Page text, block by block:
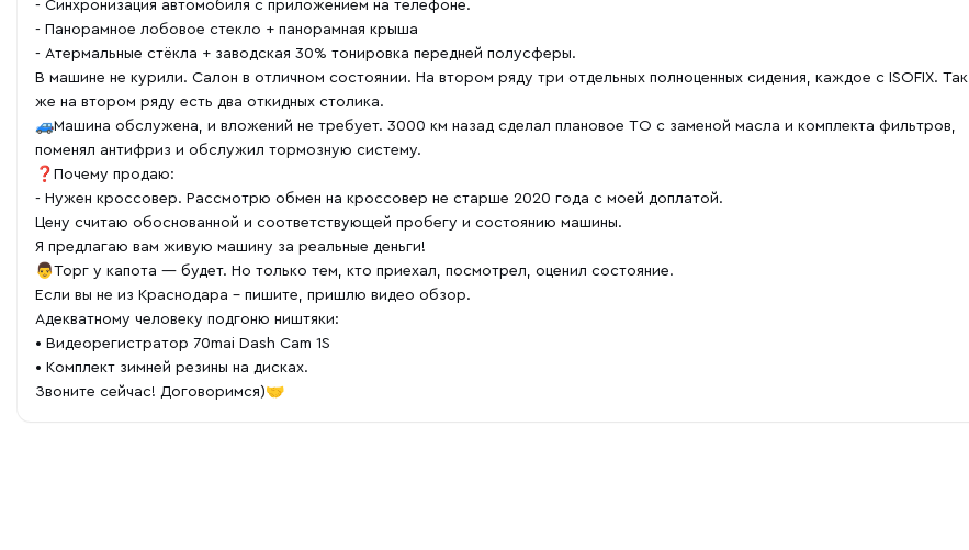
- Синхронизация автомобиля с приложением на телефоне.
- Панорамное лобовое стекло + панорамная крыша
- Атермальные стёкла + заводская 30% тонировка передней полусферы.
В машине не курили. Салон в отличном состоянии. На втором ряду три отдельных полноценных сидения, каждое с ISOFIX. Так
же на втором ряду есть два откидных столика.
🚙Машина обслужена, и вложений не требует. 3000 км назад сделал плановое ТО с заменой масла и комплекта фильтров,
поменял антифриз и обслужил тормозную систему.
❓Почему продаю:
- Нужен кроссовер. Рассмотрю обмен на кроссовер не старше 2020 года с моей доплатой.
Цену считаю обоснованной и соответствующей пробегу и состоянию машины.
Я предлагаю вам живую машину за реальные деньги!
👨Торг у капота — будет. Но только тем, кто приехал, посмотрел, оценил состояние.
Если вы не из Краснодара - пишите, пришлю видео обзор.
Адекватному человеку подгоню ништяки:
• Видеорегистратор 70mai Dash Cam 1S
• Комплект зимней резины на дисках.
Звоните сейчас! Договоримся)🤝